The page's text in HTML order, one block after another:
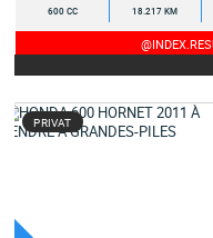
600 CC 18.217 KM
PRIVAT